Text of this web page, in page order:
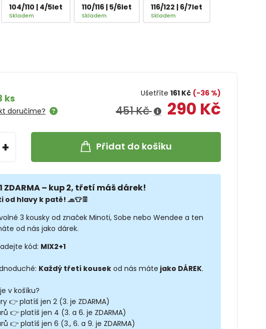
104/110 | 4/5let
Skladem
110/116 | 5/6let
Skladem
116/122 | 6/7let
Skladem
ks
doručíme?
Ušetříte161 Kč (-36 %)
451 Kč 290 Kč
+ Přidat do košíku
ZDARMA – kup 2, třetí máš dárek!
hlavy k patě! 🧢👕👖
3 kousky od značek Minoti, Sobe nebo Wendee a ten
od nás jako dárek.
kód: MIX2+1
Každý třetí kousekod nás máte jako DÁREK.
v košíku?
👉 platíš jen 2 (3. je ZDARMA)
👉 platíš jen 4 (3. a 6. je ZDARMA)
👉 platíš jen 6 (3., 6. a 9. je ZDARMA)